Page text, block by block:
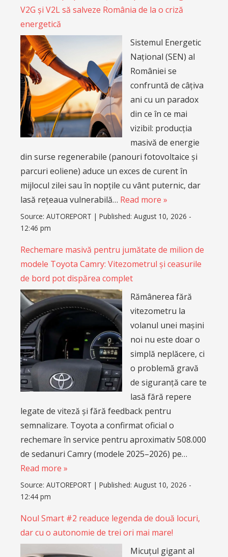
V2G și V2L să salveze România de la o criză
energetică
Sistemul Energetic
Național (SEN) al
României se
confruntă de câțiva
ani cu un paradox
din ce în ce mai
vizibil: producția
masivă de energie
din surse regenerabile (panouri fotovoltaice și
parcuri eoliene) aduce un exces de curent în
mijlocul zilei sau în nopțile cu vânt puternic, dar
lasă rețeaua vulnerabilă… Read more »
Source: AUTOREPORT | Published: August 10, 2026 -
12:46 pm
Rechemare masivă pentru jumătate de milion de
modele Toyota Camry: Vitezometrul și ceasurile
de bord pot dispărea complet
Rămânerea fără
vitezometru la
volanul unei mașini
noi nu este doar o
simplă neplăcere, ci
o problemă gravă
de siguranță care te
lasă fără repere
legate de viteză și fără feedback pentru
semnalizare. Toyota a confirmat oficial o
rechemare în service pentru aproximativ 508.000
de sedanuri Camry (modele 2025–2026) pe…
Read more »
Source: AUTOREPORT | Published: August 10, 2026 -
12:44 pm
Noul Smart #2 readuce legenda de două locuri,
dar cu o autonomie de trei ori mai mare!
Micuțul gigant al